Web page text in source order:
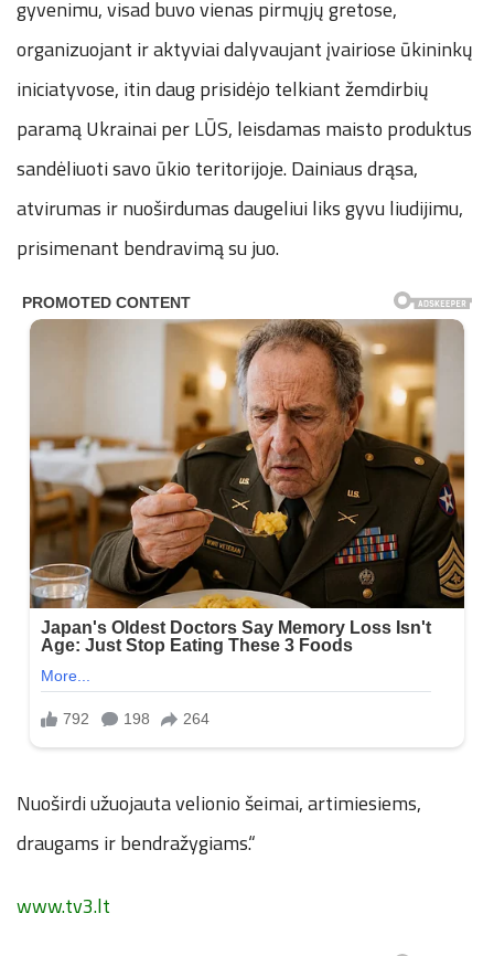
gyvenimu, visad buvo vienas pirmųjų gretose,
organizuojant ir aktyviai dalyvaujant įvairiose ūkininkų
iniciatyvose, itin daug prisidėjo telkiant žemdirbių
paramą Ukrainai per LŪS, leisdamas maisto produktus
sandėliuoti savo ūkio teritorijoje. Dainiaus drąsa,
atvirumas ir nuoširdumas daugeliui liks gyvu liudijimu,
prisimenant bendravimą su juo.
Nuoširdi užuojauta velionio šeimai, artimiesiems,
draugams ir bendražygiams.“
www.tv3.lt